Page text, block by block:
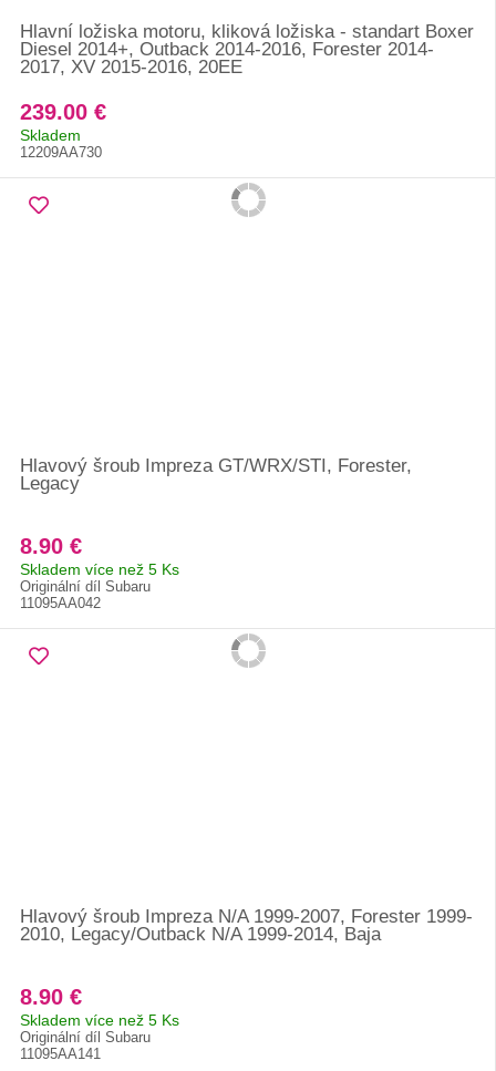
Hlavní ložiska motoru, kliková ložiska - standart Boxer
Diesel 2014+, Outback 2014-2016, Forester 2014-
2017, XV 2015-2016, 20EE
239.00 €
Skladem
12209AA730
Hlavový šroub Impreza GT/WRX/STI, Forester,
Legacy
8.90 €
Skladem více než 5 Ks
Originální díl Subaru
11095AA042
Hlavový šroub Impreza N/A 1999-2007, Forester 1999-
2010, Legacy/Outback N/A 1999-2014, Baja
8.90 €
Skladem více než 5 Ks
Originální díl Subaru
11095AA141